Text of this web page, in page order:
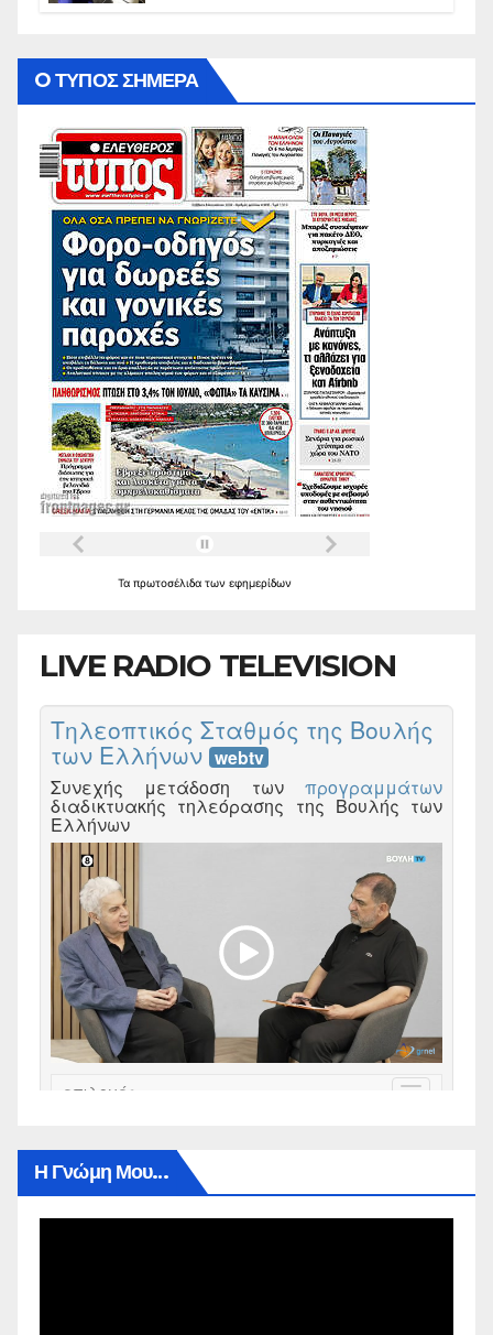
O ΤΥΠΟΣ ΣΗΜΕΡΑ
Τα πρωτοσέλιδα των εφημερίδων
LIVE RADIO TELEVISION
Η Γνώμη Μου…